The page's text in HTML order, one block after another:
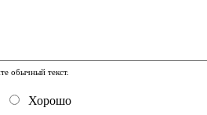
обычный текст.
Хорошо